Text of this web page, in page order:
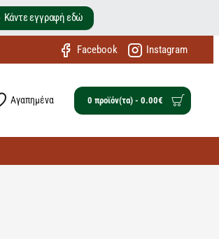
Κάντε εγγραφή εδώ
Facebook Instagram
Αγαπημένα 0 προϊόν(τα) - 0.00€